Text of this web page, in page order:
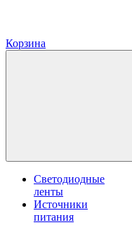
Корзина
Светодиодные
ленты
Источники
питания